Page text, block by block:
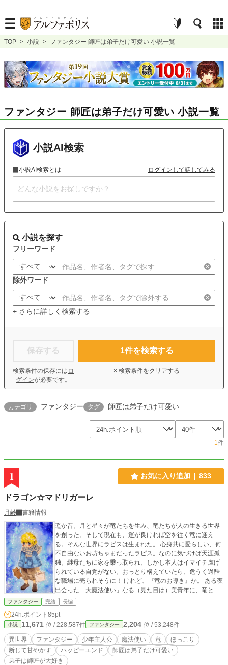
TOP > 小説 > ファンタジー 師匠は弟子だけ可愛い 小説一覧
ファンタジー 師匠は弟子だけ可愛い 小説一覧
小説AI検索
小説AI検索とは ログインして話してみる
小説を探す
フリーワード
除外ワード
+ さらに詳しく検索する
保存する
検索条件の保存には ロ
グインが必要です。
1件を検索する
× 検索条件をクリアする
カテゴリ ファンタジー タグ 師匠は弟子だけ可愛い
1件
1 お気に入り追加 833
ドラゴン☆マドリガーレ
月齢
書籍情報
遥か昔。月と星々が竜たちを生み、竜たちが人の生きる世界
を創った。そして現在も、運が良ければ空を往く竜に逢え
る。そんな世界にラピスは生まれた。 心身共に愛らしい、何
不自由ないお坊ちゃまだったラピス。なのに気づけば天涯孤
独。継母たちに家を乗っ取られ、しかし本人はイマイチ虐げ
られている自覚がない。おっとり構えていたら、危うく過酷
な職場に売られそうに！ けれど、『竜のお導き』か。 ある夜
出会った「大魔法使い」なる（見た目は）美青年に、竜と交
流する才能を見出されて弟子入りへ。美味しいものを食べた
り楽しく遊んだりする授業を受けて、幸せ弟子生活を満喫し
ていたら、事態急変。いきなり「世界を救う旅」に出ること
になった。 世界は大変な状況。でもどこまでもおっとりマイ
ペースなラピス少年と、こじらせ師匠が隙あらばイチャつ
く、ほっこりドラゴンファンタジー。 ☆感想欄は基本的にネ
タバレチェックを入れておりません。ご留意ください。
ファンタジー 完結 長編
24h.ポイント 85pt
小説 11,671 位 / 228,587件 ファンタジー 2,204 位 / 53,248件
異世界 ファンタジー 少年主人公 魔法使い 竜
ほっこり
断じて甘やかす
ハッピーエンド
師匠は弟子だけ可愛い
弟子は師匠が大好き